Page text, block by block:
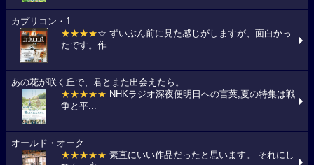
カプリコン・1
★★★★☆ ずいぶん前に見た感じがしますが、面白かっ
たです。作...
あの花が咲く丘で、君とまた出会えたら。
★★★★★ NHKラジオ深夜便明日への言葉,夏の特集は戦
争と平...
オールド・オーク
★★★★★ 素直にいい作品だったと思います。 それにし